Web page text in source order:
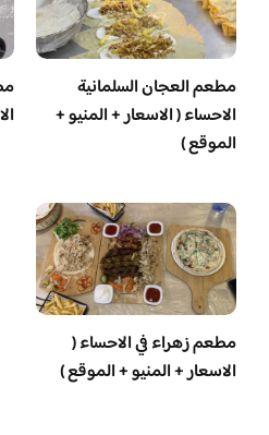
مطعم العجان السلمانية
الاحساء ( الاسعار + المنيو +
الموقع )
مطعم زهراء في الاحساء (
الاسعار + المنيو + الموقع )